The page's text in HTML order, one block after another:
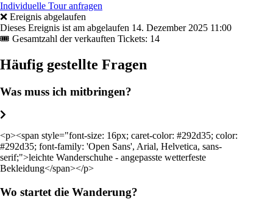
Individuelle Tour anfragen
❌ Ereignis abgelaufen
Dieses Ereignis ist am abgelaufen 14. Dezember 2025 11:00
🎟 Gesamtzahl der verkauften Tickets: 14
Häufig gestellte Fragen
Was muss ich mitbringen?
<p><span style="font-size: 16px; caret-color: #292d35; color:
#292d35; font-family: 'Open Sans', Arial, Helvetica, sans-
serif;">leichte Wanderschuhe - angepasste wetterfeste
Bekleidung</span></p>
Wo startet die Wanderung?